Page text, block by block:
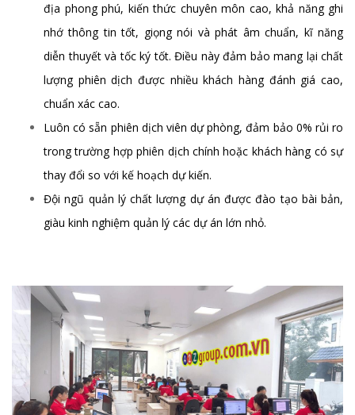
địa phong phú, kiến thức chuyên môn cao, khả năng ghi
nhớ thông tin tốt, giọng nói và phát âm chuẩn, kĩ năng
diễn thuyết và tốc ký tốt. Điều này đảm bảo mang lại chất
lượng phiên dịch được nhiều khách hàng đánh giá cao,
chuẩn xác cao.
Luôn có sẵn phiên dịch viên dự phòng, đảm bảo 0% rủi ro
trong trường hợp phiên dịch chính hoặc khách hàng có sự
thay đổi so với kế hoạch dự kiến.
Đội ngũ quản lý chất lượng dự án được đào tạo bài bản,
giàu kinh nghiệm quản lý các dự án lớn nhỏ.